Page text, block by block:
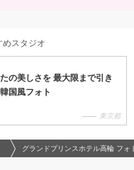
めスタジオ
の美しさを 最大限まで引き
国風フォト
東京都
グランドプリンスホテル高輪 フォ